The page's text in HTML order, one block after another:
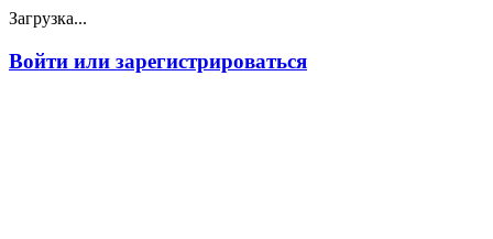
Загрузка...
Войти или зарегистрироваться